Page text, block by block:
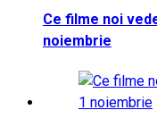
Ce filme noi
noiembrie